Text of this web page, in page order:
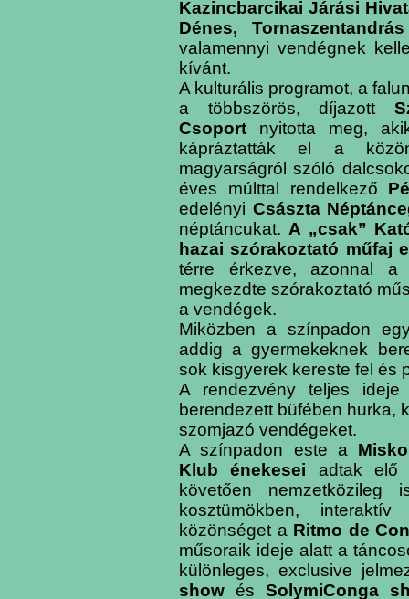
Kazincbarcikai Járási
Dénes,
valamennyi vendégnek
kívánt.
A kulturális programot, a
a többszörös, díjazott
Csoport nyitotta meg,
kápráztatták el a
magyarságról szóló
éves múlttal rendelkező
edelényi Császta
néptáncukat. A „csak”
hazai szórakoztató műfaj
térre érkezve, azonnal
megkezdte szórakoztató
a vendégek.
Miközben a színpadon
addig a gyermekeknek
sok kisgyerek kereste fel és
A rendezvény teljes
berendezett büfében hurka,
szomjazó vendégeket.
A színpadon este a
Klub énekesei adtak elő
követően nemzetközileg
kosztümökben,
közönséget a Ritmo de
műsoraik ideje alatt a
különleges, exclusive
show ésSolymiConga